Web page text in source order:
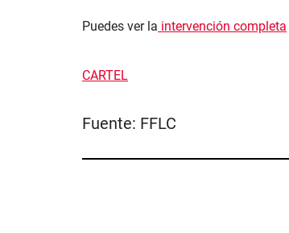
Puedes ver la intervención completa
CARTEL
Fuente: FFLC